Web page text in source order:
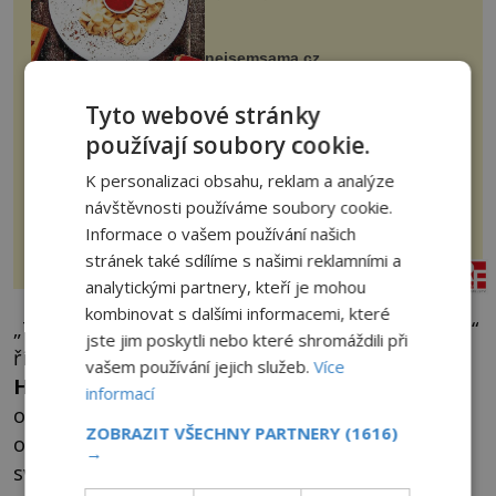
evropské a asijské chutě a díky tomu
vznikají rozmanité a chuťově bohaté
pokrmy, které rozhodně st...
nejsemsama.cz
Měkké na dotek, krásné na
pohled
Koupelna patří k nejatraktivnějším
místnostem v bytě, vedle ložnice
slouží jako místo pro relaxaci a
odpočinek. Koupelnový textil –
ručníky, osušky a koberečky –
mohou jako mávnutím kouzelného
proutku...
rezidenceonline.cz
„Tým byl prý zmaten jeho nedostatkem únavy,“
říká současný americký publicista
Diccon
Hyatt.
Jiné zdroje ale zase uvádějí, že Herpin
odmítl nabídku 10 000 dolarů od vědecké
organizace ve Vídni za to, že podstoupí testy
svého stavu.
Tyto webové stránky
používají soubory cookie.
K personalizaci obsahu, reklam a analýze
návštěvnosti používáme soubory cookie.
Informace o vašem používání našich
stránek také sdílíme s našimi reklamními a
analytickými partnery, kteří je mohou
kombinovat s dalšími informacemi, které
jste jim poskytli nebo které shromáždili při
vašem používání jejich služeb.Více
informací
ZOBRAZIT VŠECHNY PARTNERY (1616)
→